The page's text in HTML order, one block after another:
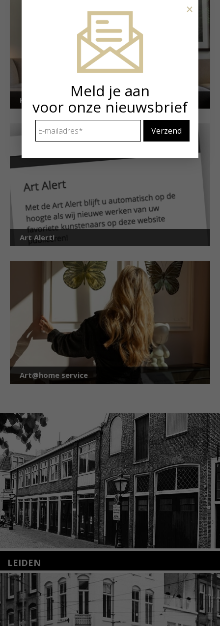
Kunstuitleen voor particulieren
Art Alert!
Art@home service
LEIDEN
Nieuwstraat 35
2312 KA Leiden
+31(0)71 – 52 84 480
info@kunsthuisleiden.nl
Meld je aan
voor onze nieuwsbrief
mailadres *
×